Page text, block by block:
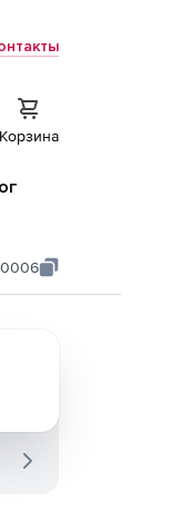
Корзина
0006